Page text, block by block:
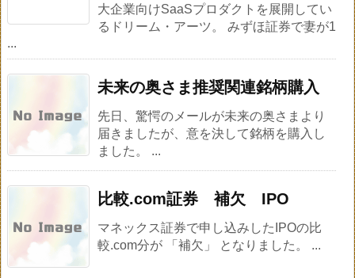
大企業向けSaaSプロダクトを展開してい
るドリーム・アーツ。 みずほ証券で妻が1
未来の奥さま推奨関連銘柄購入
先日、驚愕のメールが未来の奥さまより
届きましたが、意を決して銘柄を購入し
ました。 ...
比較.com証券 補欠 IPO
マネックス証券で申し込みしたIPOの比
較.com分が 「補欠」 となりました。 ...